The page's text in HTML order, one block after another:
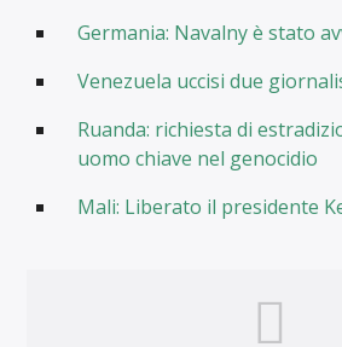
Germania: Navalny è stato
Venezuela uccisi due
Ruanda: richiesta di
uomo chiave nel genocidio
Mali: Liberato il presidente